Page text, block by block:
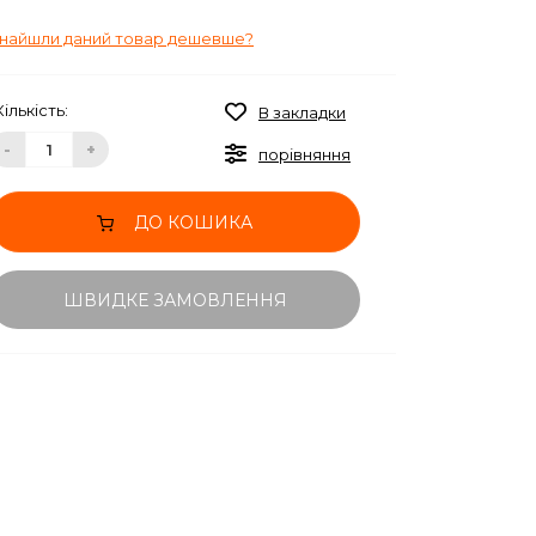
даний товар дешевше?
- +
В закладки
порівняння
ДО КОШИКА
ШВИДКЕ ЗАМОВЛЕННЯ